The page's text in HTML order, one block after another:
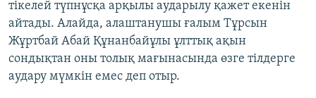
тікелей түпнұсқа арқылы аударылу қажет екенін
айтады. Алайда, алаштанушы ғалым Тұрсын
Жұртбай Абай Құнанбайұлы ұлттық ақын
сондықтан оны толық мағынасында өзге тілдерге
аудару мүмкін емес деп отыр.